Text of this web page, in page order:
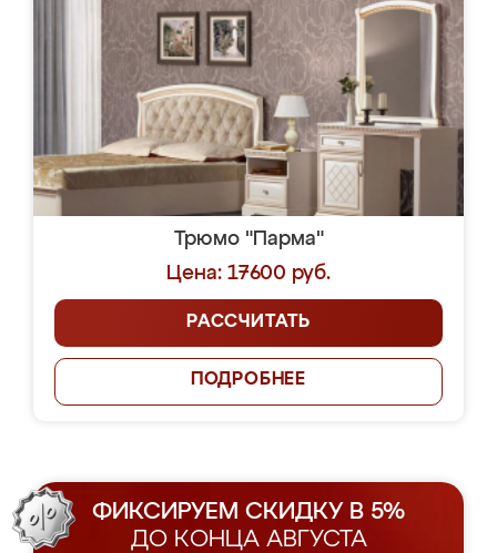
Трюмо "Парма"
Цена: 17600 руб.
РАССЧИТАТЬ
ПОДРОБНЕЕ
ФИКСИРУЕМ СКИДКУ В 5%
ДО КОНЦА АВГУСТА